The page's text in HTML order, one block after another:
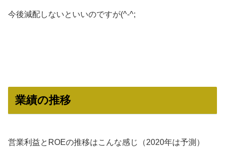
今後減配しないといいのですが(^-^;
業績の推移
営業利益とROEの推移はこんな感じ（2020年は予測）